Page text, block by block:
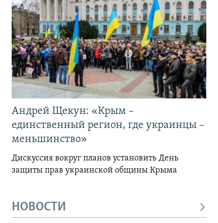
Андрей Щекун: «Крым –
единственный регион, где украинцы –
меньшинство»
Дискуссия вокруг планов установить День
защиты прав украинской общины Крыма
НОВОСТИ